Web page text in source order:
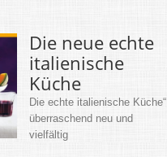
Die neue echte
italienische
Küche
Die echte italienische Küche“
überraschend neu und
vielfältig